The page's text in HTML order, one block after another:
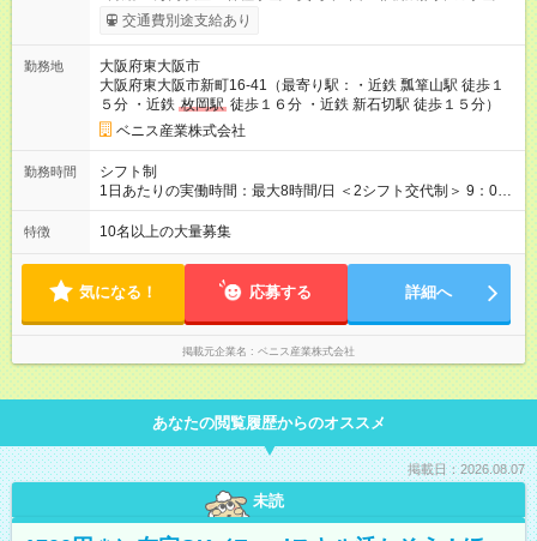
は、交通費全額、残業手当のみとなります。試用期間終了後、
全ての手当が支給対象となります。 1ヶ月で試用期間が終了する
手当1万円＋子ども手当1万円＋残業手当3万円＋住宅手当2万
円）／28歳・入社1ヶ月目 <試用期間中の給与（3ヶ月）> 本採
用時と同様です。 【試用期間】試用期間あり 試用期間の長さ：
3ヶ月 雇用形態、給与は本採用時と同じです。
交通費別途支給あり
勤務地
大阪府東大阪市
大阪府東大阪市新町16-41（最寄り駅：・近鉄 瓢箪山駅 徒歩１
５分 ・近鉄 枚岡駅 徒歩１６分 ・近鉄 新石切駅 徒歩１５分）
ベニス産業株式会社
勤務時間
シフト制
1日あたりの実働時間：最大8時間/日 ＜2シフト交代制＞ 9：00
～17：00（実働8時間／休憩1時間） 16：00～25：00（実働8
時間／休憩1時間）
特徴 10名以上の大量募集
気になる！ 応募する 詳細へ
掲載元企業名 ベニス産業株式会社
あなたの閲覧履歴からのオススメ
掲載日：2026.08.07
未読